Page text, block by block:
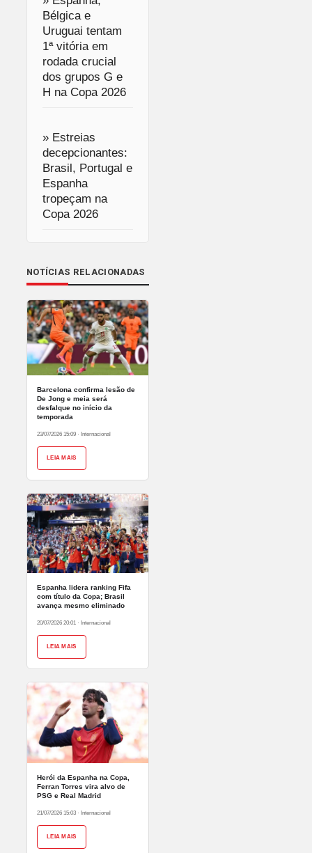
Bélgica e
Uruguai tentam
1ª vitória em
rodada crucial
dos grupos G e
H na Copa 2026
» Estreias
decepcionantes:
Brasil, Portugal e
Espanha
tropeçam na
Copa 2026
NOTÍCIAS RELACIONADAS
Barcelona confirma lesão de
De Jong e meia será
desfalque no início da
temporada
23/07/2026 15:09 · Internacional
LEIA MAIS
Espanha lidera ranking Fifa
com título da Copa; Brasil
avança mesmo eliminado
20/07/2026 20:01 · Internacional
LEIA MAIS
Herói da Espanha na Copa,
Ferran Torres vira alvo de
PSG e Real Madrid
21/07/2026 15:03 · Internacional
LEIA MAIS